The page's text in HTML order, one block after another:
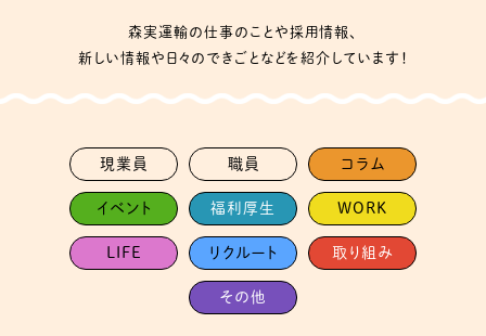
森実運輸の仕事のことや採用情報、
新しい情報や日々のできごとなどを紹介しています！
現業員 職員 コラム
イベント 福利厚生 WORK
LIFE リクルート 取り組み
その他